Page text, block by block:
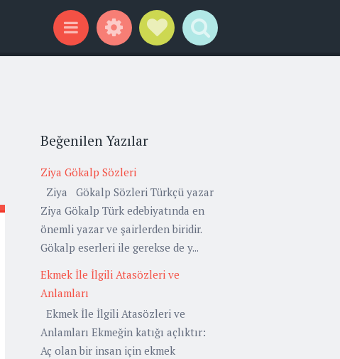
Menu WidgetsSocial Links
Search
Beğenilen Yazılar
Ziya Gökalp Sözleri
Ziya Gökalp Sözleri Türkçü yazar
Ziya Gökalp Türk edebiyatında en
önemli yazar ve şairlerden biridir.
Gökalp eserleri ile gerekse de y...
Ekmek İle İlgili Atasözleri ve
Anlamları
Ekmek İle İlgili Atasözleri ve
Anlamları Ekmeğin katığı açlıktır:
Aç olan bir insan için ekmek